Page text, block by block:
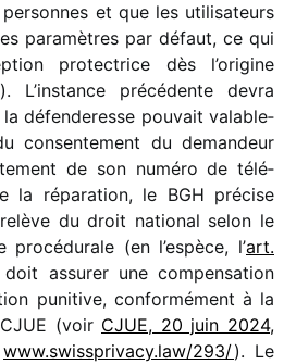
et que les utili­sa­teurs
para­mètres par défaut, ce qui
protec­trice dès l’origine
). L’instance précé­dente devra
défen­de­resse pouvait vala­ble­
consen­te­ment du deman­deur
de son numéro de télé­
la répa­ra­tion, le BGH précise
du droit natio­nal selon le
procé­du­rale (en l’espèce, l’art.
assu­rer une compen­sa­tion
puni­tive, confor­mé­ment à la
(voir CJUE, 20 juin 2024,
www​.swiss​pri​vacy​.law/​2​93/). Le